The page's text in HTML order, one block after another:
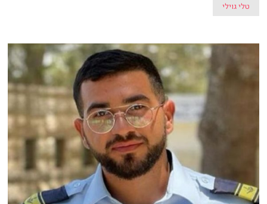
טלי גוילי